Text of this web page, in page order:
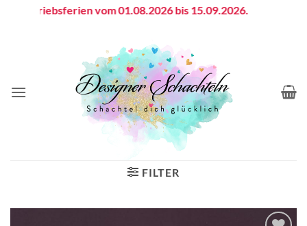
Betriebsferien vom 01.08.2026 bis 15.09.2026.
FILTER